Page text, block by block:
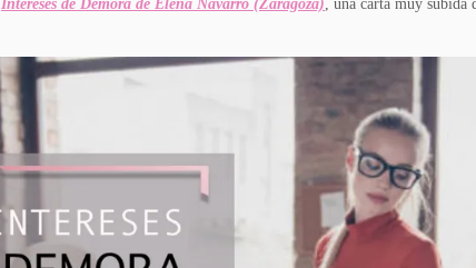
Intereses de Demora de Elena Navarro (Zaragoza) , una carta muy